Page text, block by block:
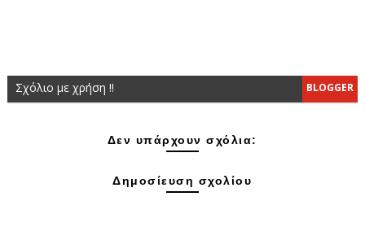
BLOGGER
Σχόλιο με χρήση !!
Δεν υπάρχουν σχόλια:
Δημοσίευση σχολίου